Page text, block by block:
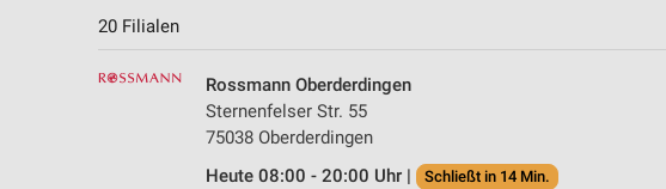
20 Filialen
Rossmann Oberderdingen
Sternenfelser Str. 55
75038 Oberderdingen
Heute 08:00 - 20:00 Uhr |
Schließt in 14 Min.